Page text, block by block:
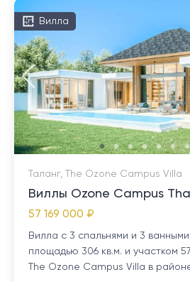
Вилла
Таланг, The Ozone Campus Villa
Виллы Ozone Campus
57 169 000 ₽
Вилла с 3 спальнями и 3
площадью 306 кв.м. и участком
The Ozone Campus Villa в